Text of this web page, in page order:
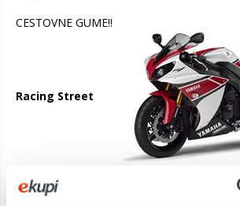
CESTOVNE GUME!!
Racing Street